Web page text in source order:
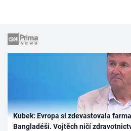
Kubek: Evropa si zdevastovala
Bangladéši. Vojtěch ničí